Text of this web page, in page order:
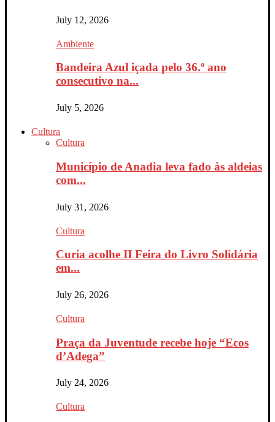
July 12, 2026
Ambiente
Bandeira Azul içada pelo 36.º ano
consecutivo na...
July 5, 2026
Cultura
Cultura
Município de Anadia leva fado às aldeias
com...
July 31, 2026
Cultura
Curia acolhe II Feira do Livro Solidária
em...
July 26, 2026
Cultura
Praça da Juventude recebe hoje “Ecos
d’Adega”
July 24, 2026
Cultura